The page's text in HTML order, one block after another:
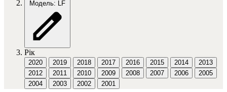
Модель: LF
Рік
2020 2019 2018 2017 2016 2015 2014
2013
2012
2011 2010 2009 2008 2007 2006
2005
2004
2003 2002 2001